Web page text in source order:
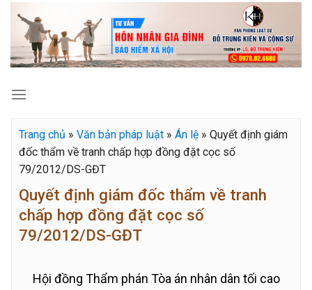
content
Trang chủ » Văn bản pháp luật » Án lệ » Quyết định giám
đốc thẩm về tranh chấp hợp đồng đặt cọc số
79/2012/DS-GĐT
Quyết định giám đốc thẩm về tranh
chấp hợp đồng đặt cọc số
79/2012/DS-GĐT
Hội đồng Thẩm phán Tòa án nhân dân tối cao